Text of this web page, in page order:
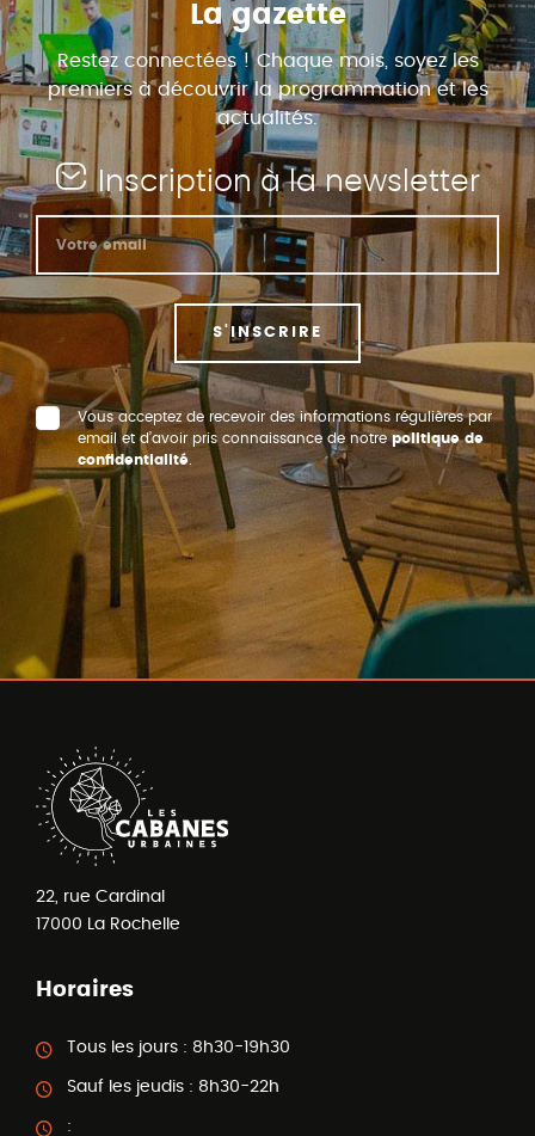
La gazette
Restez connectées ! Chaque mois, soyez les
premiers à découvrir la programmation et les
actualités.
Inscription à la newsletter
S'INSCRIRE
Vous acceptez de recevoir des informations régulières par
email et d’avoir pris connaissance de notrepolitique de
confidentialité
22, rue Cardinal
17000 La Rochelle
Horaires
Tous les jours : 8h30-19h30
Sauf les jeudis : 8h30-22h
: